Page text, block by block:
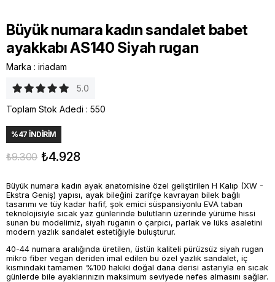
Büyük numara kadın sandalet babet
ayakkabı AS140 Siyah rugan
Marka : iriadam
5.0
Toplam Stok Adedi : 550
%47 İNDIRIM
₺9.300 ₺4.928
Büyük numara kadın ayak anatomisine özel geliştirilen H Kalıp (XW -
Ekstra Geniş) yapısı, ayak bileğini zarifçe kavrayan bilek bağlı
tasarımı ve tüy kadar hafif, şok emici süspansiyonlu EVA taban
teknolojisiyle sıcak yaz günlerinde bulutların üzerinde yürüme hissi
sunan bu modelimiz, siyah ruganın o çarpıcı, parlak ve lüks asaletini
modern yazlık sandalet estetiğiyle buluşturur.
40-44 numara aralığında üretilen, üstün kaliteli pürüzsüz siyah rugan
mikro fiber vegan deriden imal edilen bu özel yazlık sandalet, iç
kısmındaki tamamen %100 hakiki doğal dana derisi astarıyla en sıcak
günlerde bile ayaklarınızın maksimum seviyede nefes almasını sağlar.